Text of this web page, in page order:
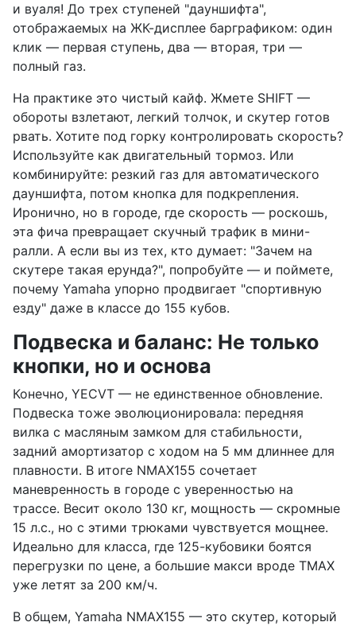
и вуаля! До трех ступеней "дауншифта",
отображаемых на ЖК-дисплее барграфиком: один
клик — первая ступень, два — вторая, три —
полный газ.
На практике это чистый кайф. Жмете SHIFT —
обороты взлетают, легкий толчок, и скутер готов
рвать. Хотите под горку контролировать скорость?
Используйте как двигательный тормоз. Или
комбинируйте: резкий газ для автоматического
дауншифта, потом кнопка для подкрепления.
Иронично, но в городе, где скорость — роскошь,
эта фича превращает скучный трафик в мини-
ралли. А если вы из тех, кто думает: "Зачем на
скутере такая ерунда?", попробуйте — и поймете,
почему Yamaha упорно продвигает "спортивную
езду" даже в классе до 155 кубов.
Подвеска и баланс: Не только
кнопки, но и основа
Конечно, YECVT — не единственное обновление.
Подвеска тоже эволюционировала: передняя
вилка с масляным замком для стабильности,
задний амортизатор с ходом на 5 мм длиннее для
плавности. В итоге NMAX155 сочетает
маневренность в городе с уверенностью на
трассе. Весит около 130 кг, мощность — скромные
15 л.с., но с этими трюками чувствуется мощнее.
Идеально для класса, где 125-кубовики боятся
перегрузки по цене, а большие макси вроде TMAX
уже летят за 200 км/ч.
В общем, Yamaha NMAX155 — это скутер, который